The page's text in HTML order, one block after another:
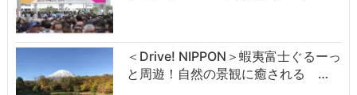
＜Drive! NIPPON＞蝦夷富士ぐるーっ
と周遊！自然の景観に癒される …